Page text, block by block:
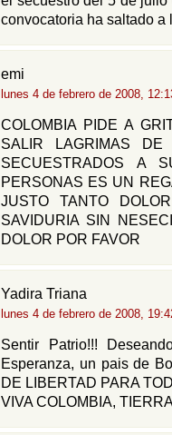
convocatoria ha saltado a
emi
lunes 4 de febrero de 2008,
COLOMBIA PIDE A
SALIR LAGRIMAS
SECUESTRADOS A
PERSONAS ES UN
JUSTO TANTO
SAVIDURIA SIN
DOLOR POR FAVOR
Yadira Triana
lunes 4 de febrero de 2008,
Sentir Patrio!!!
Esperanza, un pais de
DE LIBERTAD PARA
VIVA COLOMBIA,